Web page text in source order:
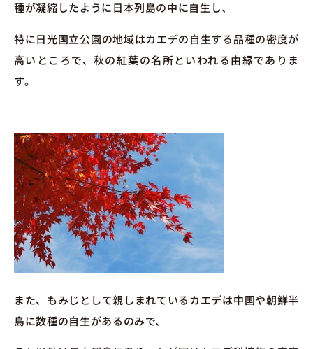
種が凝縮したように日本列島の中に自生し、
特に日光国立公園の地域はカエデの自生する品種の密度が
高いところで、秋の紅葉の名所といわれる由縁でありま
す。
また、もみじとして親しまれているカエデは中国や朝鮮半
島に数種の自生があるのみで、